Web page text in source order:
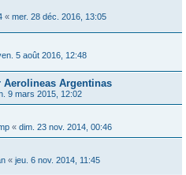
« mer. 28 déc. 2016, 13:05
5 août 2016, 12:48
Aerolineas Argentinas
9 mars 2015, 12:02
« dim. 23 nov. 2014, 00:46
« jeu. 6 nov. 2014, 11:45